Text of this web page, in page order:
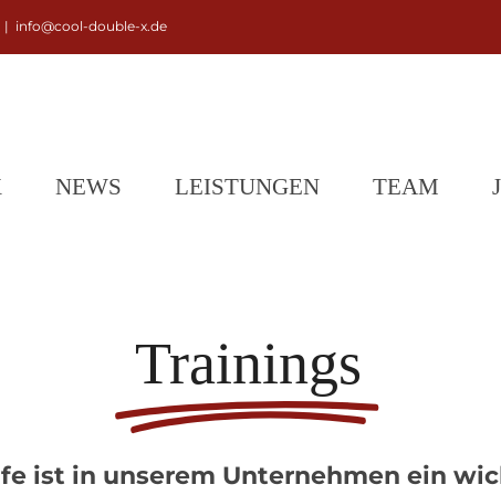
| info@cool-double-x.de
NEWS LEISTUNGEN TEAM
Trainings
ist in unserem Unternehmen ein